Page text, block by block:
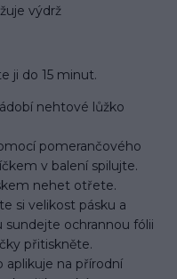
výdrž
ji do 15 minut.
nehtové lůžko
pomerančového
v balení spilujte.
nehet otřete.
si velikost pásku a
sundejte ochrannou fólii
přitiskněte.
aplikuje na přírodní